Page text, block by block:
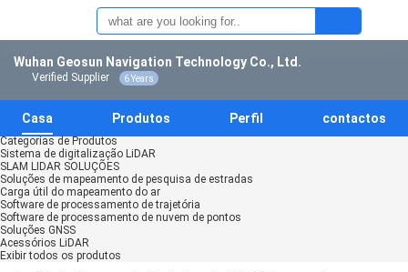
Wuhan Geosun Navigation Technology Co., Ltd.
Verified Supplier 6 Years
Casa Produtos Perfil contactos
Categorias de Produtos
Sistema de digitalização LiDAR
SLAM LIDAR SOLUÇÕES
Soluções de mapeamento de pesquisa de estradas
Carga útil do mapeamento do ar
Software de processamento de trajetória
Software de processamento de nuvem de pontos
Soluções GNSS
Acessórios LiDAR
Exibir todos os produtos